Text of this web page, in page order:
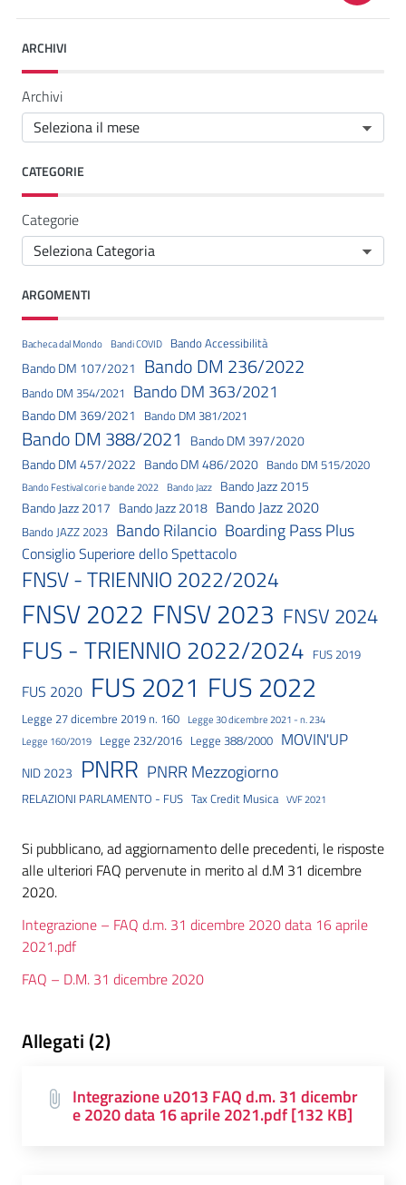
ARCHIVI
Archivi
CATEGORIE
Categorie
ARGOMENTI
Bacheca dal Mondo Bandi COVID Bando Accessibilità
Bando DM 107/2021 Bando DM 236/2022
Bando DM 354/2021 Bando DM 363/2021
Bando DM 369/2021 Bando DM 381/2021
Bando DM 388/2021 Bando DM 397/2020
Bando DM 457/2022 Bando DM 486/2020 Bando DM 515/2020
Bando Festival cori e bande 2022 Bando Jazz
Bando Jazz 2015
Bando Jazz 2017 Bando Jazz 2018 Bando Jazz 2020
Bando JAZZ 2023 Bando Rilancio Boarding Pass Plus
Consiglio Superiore dello Spettacolo
FNSV - TRIENNIO 2022/2024
FNSV 2022 FNSV 2023 FNSV 2024
FUS - TRIENNIO 2022/2024 FUS 2019
FUS 2020 FUS 2021 FUS 2022
Legge 27 dicembre 2019 n. 160
Legge 30 dicembre 2021 - n. 234
Legge 160/2019
Legge 232/2016 Legge 388/2000 MOVIN'UP
NID 2023 PNRR PNRR Mezzogiorno
RELAZIONI PARLAMENTO - FUS Tax Credit Musica VVF 2021
Si pubblicano, ad aggiornamento delle precedenti, le risposte
alle ulteriori FAQ pervenute in merito al d.M 31 dicembre
2020.
Integrazione – FAQ d.m. 31 dicembre 2020 data 16 aprile
2021.pdf
FAQ – D.M. 31 dicembre 2020
Allegati (2)
Integrazione u2013 FAQ d.m. 31 dicembr
e 2020 data 16 aprile 2021.pdf [132 KB]